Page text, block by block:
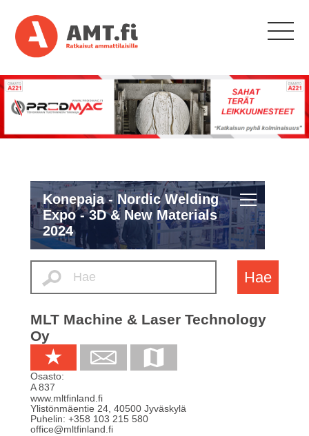
Konepaja - Nordic Welding
Expo - 3D & New Materials
2024
Hae
MLT Machine & Laser Technology
Oy
Osasto:
A 837
www.mltfinland.fi
Ylistönmäentie 24 40500 Jyväskylä
Puhelin: +358 103 215 580
office@mltfinland.fi